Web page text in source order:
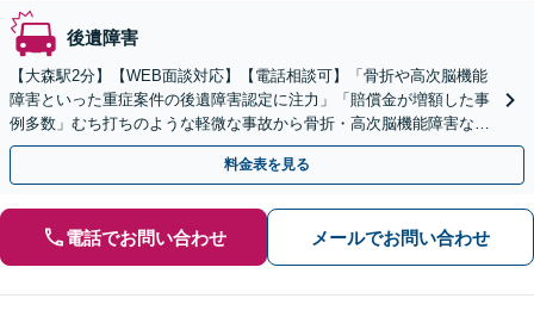
後遺障害
【大森駅2分】【WEB面談対応】【電話相談可】「骨折や高次脳機能
障害といった重症案件の後遺障害認定に注力」「賠償金が増額した事
例多数」むち打ちのような軽微な事故から骨折・高次脳機能障害など
の重症事故まで、事故の規模に関わらず対応いたします
料金表を見る
電話でお問い合わせ メールでお問い合わせ